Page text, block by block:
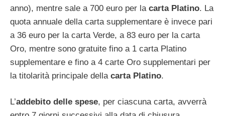
anno), mentre sale a 700 euro per la carta Platino. La
quota annuale della carta supplementare è invece pari
a 36 euro per la carta Verde, a 83 euro per la carta
Oro, mentre sono gratuite fino a 1 carta Platino
supplementare e fino a 4 carte Oro supplementari per
la titolarità principale della carta Platino.
L’addebito delle spese, per ciascuna carta, avverrà